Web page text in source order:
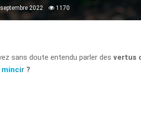
2022 1170
sans doute entendu parler des vertus
mincir ?